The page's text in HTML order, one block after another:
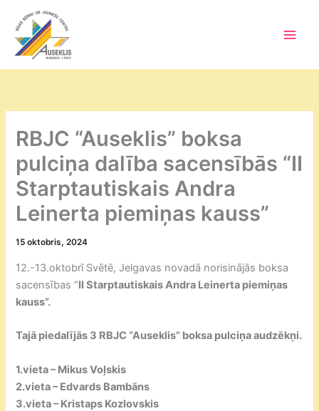
content
RBJC “Auseklis” boksa
pulciņa dalība sacensībās “II
Starptautiskais Andra
Leinerta piemiņas kauss”
15 oktobris, 2024
12.-13.oktobrī Svētē, Jelgavas novadā norisinājās boksa
sacensības “II Starptautiskais Andra Leinerta piemiņas
kauss”.
Tajā piedalījās 3 RBJC “Auseklis” boksa pulciņa audzēkņi.
1.vieta – Mikus Voļskis
2.vieta – Edvards Bambāns
3.vieta – Kristaps Kozlovskis